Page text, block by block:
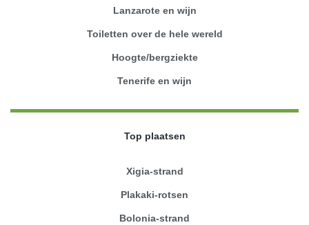
Lanzarote en wijn
Toiletten over de hele wereld
Hoogte/bergziekte
Tenerife en wijn
Top plaatsen
Xigia-strand
Plakaki-rotsen
Bolonia-strand